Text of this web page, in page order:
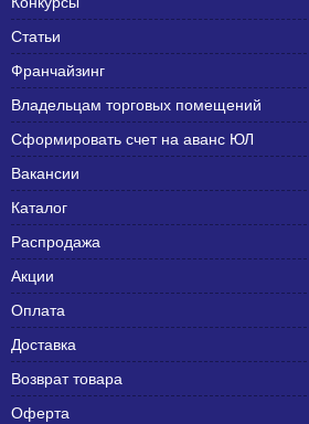
Статьи
Франчайзинг
Владельцам торговых помещений
Сформировать счет на аванс ЮЛ
Вакансии
Каталог
Распродажа
Акции
Оплата
Доставка
Возврат товара
Оферта